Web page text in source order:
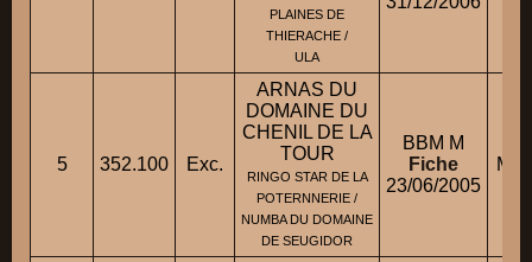
PLAINES DE
THIERACHE /
ULA
5 352.100 Exc.
ARNAS DU
DOMAINE DU
CHENIL DE LA
TOUR
RINGO STAR DE LA
POTERNNERIE /
NUMBA DU DOMAINE
DE SEUGIDOR
BBM M
Fiche
23/06/2005
M.